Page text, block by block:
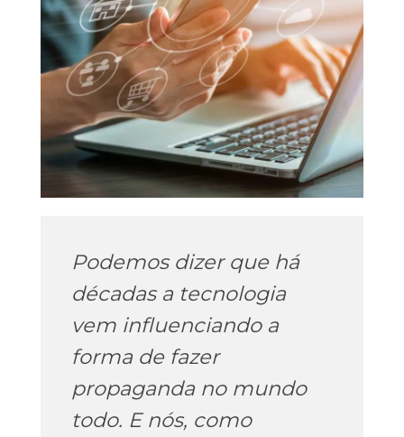
Podemos dizer que há
décadas a tecnologia
vem influenciando a
forma de fazer
propaganda no mundo
todo. E nós, como